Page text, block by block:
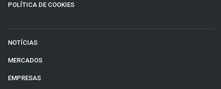
POLÍTICA DE COOKIES
NOTÍCIAS
MERCADOS
EMPRESAS